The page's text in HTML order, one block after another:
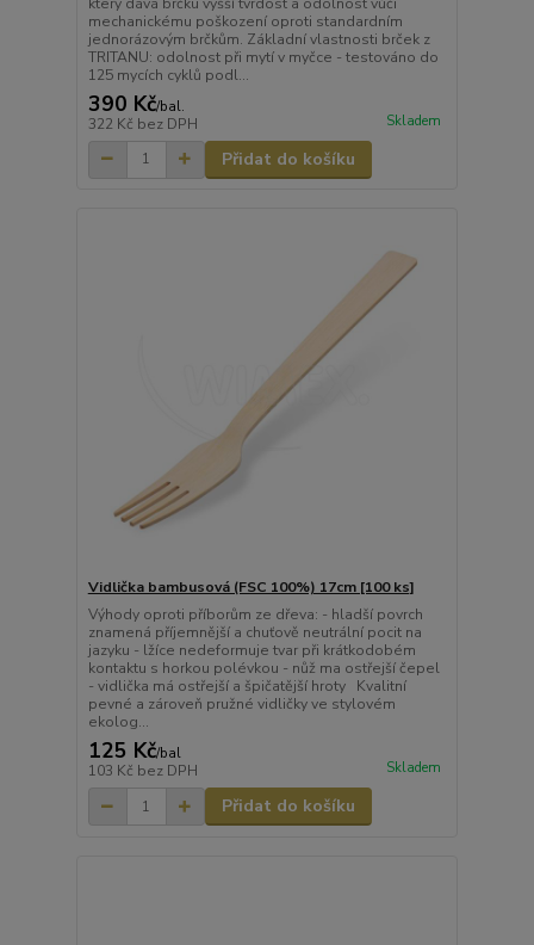
mechanickému poškození oproti standardním
jednorázovým brčkům. Základní vlastnosti brček z
TRITANU: odolnost při mytí v myčce - testováno do
125 mycích cyklů podl...
390 Kč/bal.
322 Kč bez DPH Skladem
Přidat do košíku
Vidlička bambusová (FSC 100%) 17cm [100 ks]
Výhody oproti příborům ze dřeva: - hladší povrch
znamená příjemnější a chuťově neutrální pocit na
jazyku - lžíce nedeformuje tvar při krátkodobém
kontaktu s horkou polévkou - nůž ma ostřejší čepel
- vidlička má ostřejší a špičatější hroty Kvalitní
pevné a zároveň pružné vidličky ve stylovém
ekolog...
125 Kč/bal
103 Kč bez DPH Skladem
Přidat do košíku